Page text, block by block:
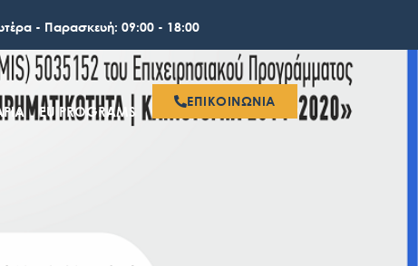
- Παρασκευή: 09:00 - 18:00
EU PROGRAMS
ΕΠΙΚΟΙΝΩΝΙΑ